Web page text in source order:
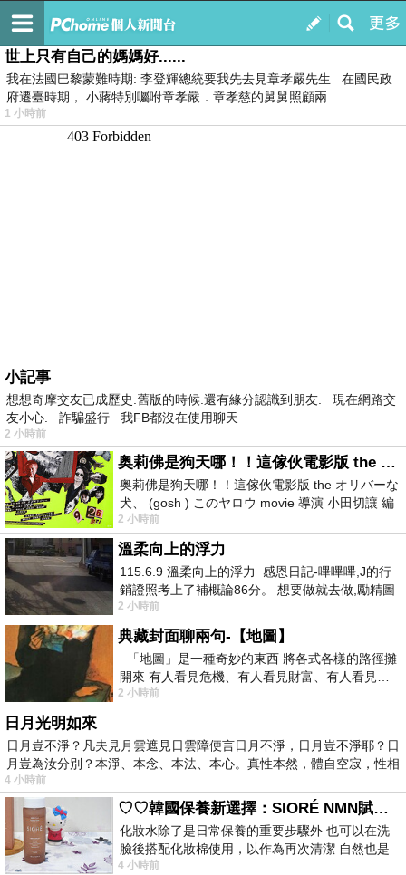
我的
最新文章
世上只有自己的媽媽好......
我在法國巴黎蒙難時期: 李登輝總統要我先去見章孝嚴先生 在國民政
府遷臺時期， 小蔣特別囑咐章孝嚴．章孝慈的舅舅照顧兩
1 小時前
小記事
想想奇摩交友已成歷史.舊版的時候.還有緣分認識到朋友. 現在網路交
友小心. 詐騙盛行 我FB都沒在使用聊天
2 小時前
奥莉佛是狗天哪！！這傢伙電影版 the オリバーな犬、 (gosh ) このヤロウ movie
奥莉佛是狗天哪！！這傢伙電影版 the オリバーな
犬、 (gosh ) このヤロウ movie 導演 小田切讓 編
劇: 小田切讓 主演: 小田切讓
2 小時前
溫柔向上的浮力
115.6.9 溫柔向上的浮力 感恩日記-嗶嗶嗶,J的行
銷證照考上了補概論86分。 想要做就去做,勵精圖
治大成功,也是表法,堅持和努力
2 小時前
典藏封面聊兩句-【地圖】
「地圖」是一種奇妙的東西 將各式各樣的路徑攤
開來 有人看見危機、有人看見財富、有人看見…
從中可以發掘出不同的
2 小時前
日月光明如來
日月豈不淨？凡夫見月雲遮見日雲障便言日月不淨，日月豈不淨耶？日
月豈為汝分別？本淨、本念、本法、本心。真性本然，體自空寂，性相
4 小時前
♡♡韓國保養新選擇：SIORÉ NMN賦活泡泡化妝水♡♡
化妝水除了是日常保養的重要步驟外 也可以在洗
臉後搭配化妝棉使用，以作為再次清潔 自然也是
我的保養必備品項 不過，我對於化妝
4 小時前